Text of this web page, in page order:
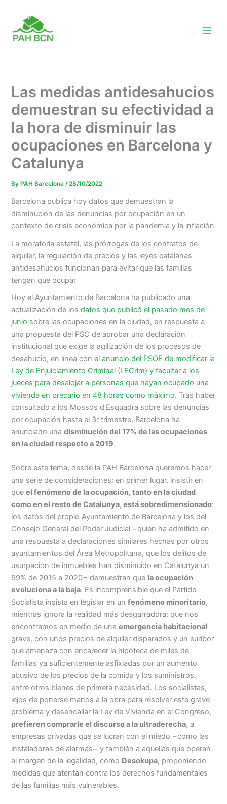
content
Las medidas antidesahucios
demuestran su efectividad a
la hora de disminuir las
ocupaciones en Barcelona y
Catalunya
By PAH Barcelona/28/10/2022
Barcelona publica hoy datos que demuestran la
disminución de las denuncias por ocupación en un
contexto de crisis económica por la pandemia y la inflación
La moratoria estatal, las prórrogas de los contratos de
alquiler, la regulación de precios y las leyes catalanas
antidesahucios funcionan para evitar que las familias
tengan que ocupar
Hoy el Ayuntamiento de Barcelona ha publicado una
actualización de los datos que publicó el pasado mes de
junio sobre las ocupaciones en la ciudad, en respuesta a
una propuesta del PSC de aprobar una declaración
institucional que exige la agilización de los procesos de
desahucio, en línea conel anuncio del PSOE de modificar la
Ley de Enjuiciamiento Criminal (LECrim) y facultar a los
jueces para desalojar a personas que hayan ocupado una
vivienda en precario en 48 horas como máximo. Tras haber
consultado a los Mossos d’Esquadra sobre las denuncias
por ocupación hasta el 3r trimestre, Barcelona ha
anunciado unadisminución del 17% de las ocupaciones
en la ciudad respecto a 2019.
Sobre este tema, desde la PAH Barcelona queremos hacer
una serie de consideraciones: en primer lugar, insistir en
queel fenómeno de la ocupación, tanto en la ciudad
como en el resto de Catalunya, está sobredimensionado:
los datos del propio Ayuntamiento de Barcelona y los del
Consejo General del Poder Judicial −quien ha admitido en
una respuesta a declaraciones similares hechas por otros
ayuntamientos del Área Metropolitana, que los delitos de
usurpación de inmuebles han disminuido en Catalunya un
59% de 2015 a 2020− demuestran que la ocupación
evoluciona a la baja. Es incomprensible que el Partido
Socialista insista en legislar en unfenómeno minoritario,
mientras ignora la realidad más desgarradora: que nos
encontramos en medio de unaemergencia habitacional
grave, con unos precios de alquiler disparados y un euríbor
que amenaza con encarecer la hipoteca de miles de
familias ya suficientemente asfixiadas por un aumento
abusivo de los precios de la comida y los suministros,
entre otros bienes de primera necesidad. Los socialistas,
lejos de ponerse manos a la obra para resolver este grave
problema y desencallar la Ley de Vivienda en el Congreso,
prefieren comprarle el discurso a la ultraderecha, a
empresas privadas que se lucran con el miedo −como las
instaladoras de alarmas− y también a aquellas que operan
al margen de la legalidad, como Desokupa, proponiendo
medidas que atentan contra los derechos fundamentales
de las familias más vulnerables.